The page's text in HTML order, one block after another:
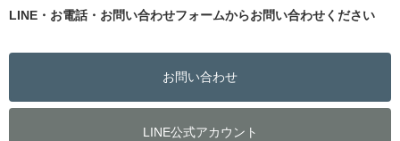
LINE・お電話・お問い合わせフォームからお問い合わせください
お問い合わせ
LINE公式アカウント